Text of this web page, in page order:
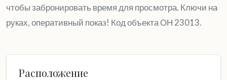
чтобы забронировать время для просмотра. Ключи на
руках, оперативный показ! Код объекта ОН 23013.
Расположение